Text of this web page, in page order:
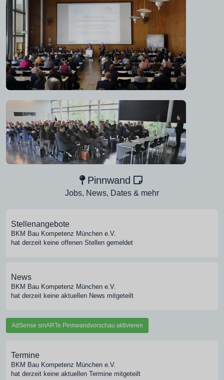
Pinnwand
Jobs, News, Dates & mehr
Stellenangebote
BKM Bau Kompetenz München e.V.
hat derzeit keine offenen Stellen gemeldet
News
BKM Bau Kompetenz München e.V.
hat derzeit keine aktuellen News mitgeteilt
AdSense smARTe Pinnwandvorschau aktivieren
Termine
BKM Bau Kompetenz München e.V.
hat derzeit keine aktuellen Termine mitgeteilt